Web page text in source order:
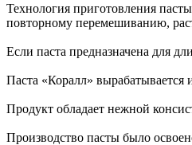
Технология приготовления
повторному перемешиванию,
Если паста предназначена для
Паста «Коралл»
Продукт обладает нежной
Производство пасты было